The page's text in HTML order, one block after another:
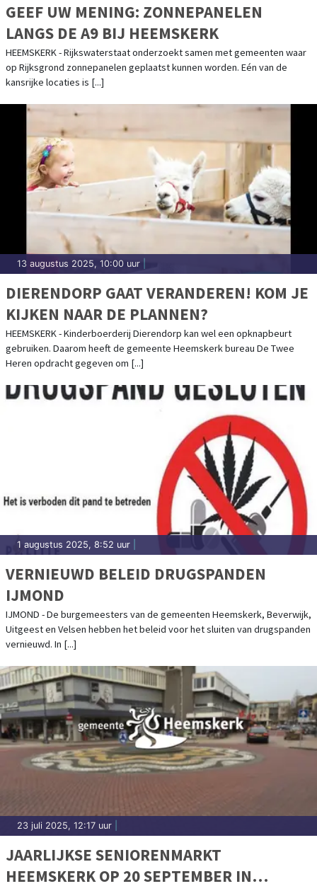
GEEF UW MENING: ZONNEPANELEN
LANGS DE A9 BIJ HEEMSKERK
HEEMSKERK - Rijkswaterstaat onderzoekt samen met gemeenten waar
op Rijksgrond zonnepanelen geplaatst kunnen worden. Eén van de
kansrijke locaties is [...]
13 augustus 2025, 10:00 uur
DIERENDORP GAAT VERANDEREN! KOM JE
KIJKEN NAAR DE PLANNEN?
HEEMSKERK - Kinderboerderij Dierendorp kan wel een opknapbeurt
gebruiken. Daarom heeft de gemeente Heemskerk bureau De Twee
Heren opdracht gegeven om [...]
1 augustus 2025, 8:52 uur
VERNIEUWD BELEID DRUGSPANDEN
IJMOND
IJMOND - De burgemeesters van de gemeenten Heemskerk, Beverwijk,
Uitgeest en Velsen hebben het beleid voor het sluiten van drugspanden
vernieuwd. In [...]
23 juli 2025, 12:17 uur
JAARLIJKSE SENIORENMARKT
HEEMSKERK OP 20 SEPTEMBER IN